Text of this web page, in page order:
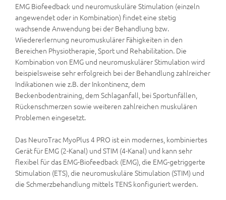
EMG Biofeedback und neuromuskuläre Stimulation (einzeln
angewendet oder in Kombination) findet eine stetig
wachsende Anwendung bei der Behandlung bzw.
Wiedererlernung neuromuskulärer Fähigkeiten in den
Bereichen Physiotherapie, Sport und Rehabilitation. Die
Kombination von EMG und neuromuskulärer Stimulation wird
beispielsweise sehr erfolgreich bei der Behandlung zahlreicher
Indikationen wie z.B. der Inkontinenz, dem
Beckenbodentraining, dem Schlaganfall, bei Sportunfällen,
Rückenschmerzen sowie weiteren zahlreichen muskulären
Problemen eingesetzt.
Das NeuroTrac MyoPlus 4 PRO ist ein modernes, kombiniertes
Gerät für EMG (2-Kanal) und STIM (4-Kanal) und kann sehr
flexibel für das EMG-Biofeedback (EMG), die EMG-getriggerte
Stimulation (ETS), die neuromuskuläre Stimulation (STIM) und
die Schmerzbehandlung mittels TENS konfiguriert werden.